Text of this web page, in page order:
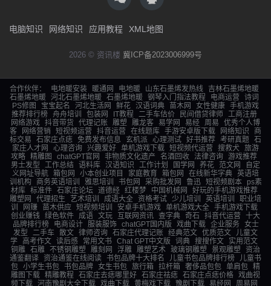
电脑知识 网络知识 应用教程 XML地图
2026 © 资讯楼 冀ICP备2023006999号
合作伙伴： 电地暖安装 暖通网 电地暖 山东石墨烯发热线
吉林石墨烯地暖
石墨烯地暖
河北石墨烯地暖 石墨烯地暖 钢琴入门指法教程 电商运营
诗词
PS修图
宝宝起名 河北生活网 鲜花 汉语词典 苗木网 女性健康 手机游戏
推荐排行榜
舟舟培训 包装网 IT教程 二手车估价 民间借贷律师
工商注册
网络游戏 抖音带货 代理记账 雕塑 雕龙客 易学网 易经 周易
优秀个人博
客
网络营销 短视频运营 抖音运营 在线题库 手游安卓版下载 网络知识
商
标交易
石家庄点痣 免费发布信息 玄机派 心理测试 好书推荐 考研真题 石
家庄人才网
心理咨询 兴趣爱好 单机游戏下载 短视频代运营 搜救犬 旅游
攻略 精雕图 chatGPT官网 非物质文化遗产 名酒回收 法律咨询 游戏推荐
男士发型
工作总结 语料库 汉语知识 工作计划 国学网 养花 范文网
自定
义网址导航 箱包网 小本创业项目 家庭教育 箱包网 在线新华字典 英语培
训机构
商务英语培训 雅思培训 书包网 采购批发网 鲁迅 短视频剧本
ps素
材库
标准件 石家庄论坛 道德经 红楼梦 中国机械网
好玩的手机游戏推荐
雕塑网
代理招生 艺术培训 成语大全 资格考试 少儿培训 英语培训
职业培
训
网赚 苗木供应 短视频培训 安卓手机游戏 单机游戏大全
手机游戏下载
创业赚钱
绿色软件 成语 文玩 互联网资讯 查字典 奇石 抖音代运营 十大
品牌排行榜
电商设计 服装服饰 chatGPT国内版 戏曲下载 企业服务
女士
发型
二手车 散文 律师咨询 石家庄代理记账 经典范文 优质范文
儿童文
学 高考作文 读后感 常用文书 Chat GPT中文版 词典 搜搜作文
实用范文
铜雕 石雕 不锈钢雕塑 雕刻网 浮雕 雕塑艺术 玻璃钢雕塑 景观雕塑
资治
通鉴翻译
资治通鉴在线阅读 书包品牌十大排名 儿童书包品牌排行榜
儿童书
包 小学生书包 书包品牌 女生书包 旅行箱 拉杆箱 奢侈品包包 单肩包 精
雕图下载 精雕教程 石家庄去痣哪里好 石家庄祛痣 石家庄点痣价格 戏曲视
频下载
河南豫剧大全下载 戏曲下载 黄梅戏下载 豫剧下载 易经网 周易网